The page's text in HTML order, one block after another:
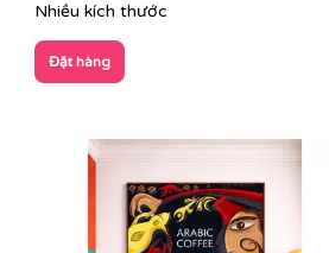
Nhiều kích thước
Đặt hàng